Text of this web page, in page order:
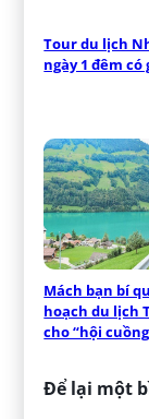
Tour du lịch
ngày 1 đêm có
Mách bạn bí
hoạch du lịch
cho “hội
Để lại một